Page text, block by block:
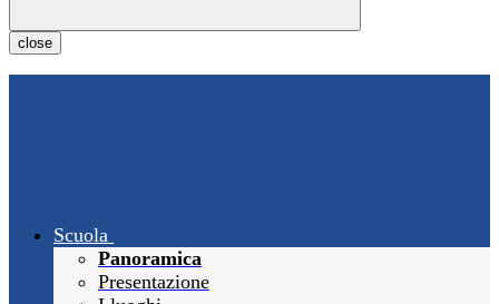
close
Scuola
Panoramica
Presentazione